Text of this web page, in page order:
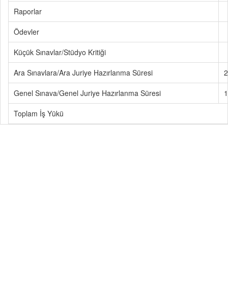
Raporlar
Ödevler
Küçük Sınavlar/Stüdyo Kritiği
Ara Sınavlara/Ara Juriye Hazırlanma Süresi
2
Genel Sınava/Genel Juriye Hazırlanma Süresi
1
Toplam İş Yükü